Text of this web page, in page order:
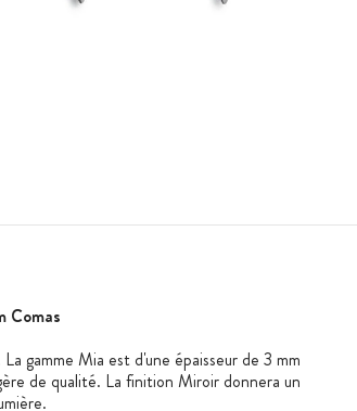
Comas
gamme Mia est d'une épaisseur de 3 mm
de qualité. La finition Miroir donnera un